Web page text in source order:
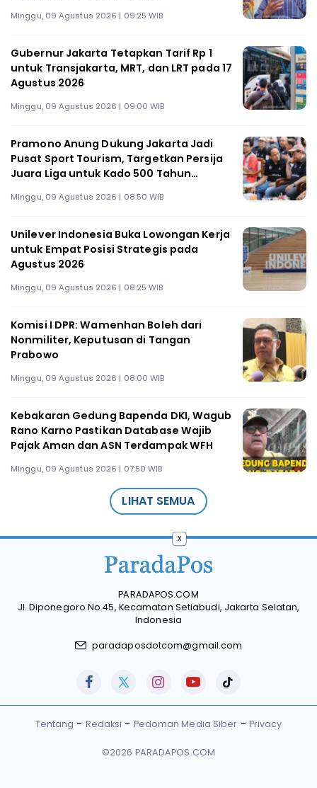
Minggu, 09 Agustus 2026 | 09:25 WIB
Gubernur Jakarta Tetapkan Tarif Rp 1
untuk Transjakarta, MRT, dan LRT pada 17
Agustus 2026
Minggu, 09 Agustus 2026 | 09:00 WIB
Pramono Anung Dukung Jakarta Jadi
Pusat Sport Tourism, Targetkan Persija
Juara Liga untuk Kado 500 Tahun
Minggu, 09 Agustus 2026 | 08:50 WIB
Unilever Indonesia Buka Lowongan Kerja
untuk Empat Posisi Strategis pada
Agustus 2026
Minggu, 09 Agustus 2026 | 08:25 WIB
Komisi I DPR: Wamenhan Boleh dari
Nonmiliter, Keputusan di Tangan
Prabowo
Minggu, 09 Agustus 2026 | 08:00 WIB
Kebakaran Gedung Bapenda DKI, Wagub
Rano Karno Pastikan Database Wajib
Pajak Aman dan ASN Terdampak WFH
Minggu, 09 Agustus 2026 | 07:50 WIB
LIHAT SEMUA
PARADAPOS.COM
Jl. Diponegoro No.45, Kecamatan Setiabudi, Jakarta Selatan,
Indonesia
paradaposdotcom@gmail.com
Tentang Redaksi Pedoman Media Siber Privacy
©2026 PARADAPOS.COM
x